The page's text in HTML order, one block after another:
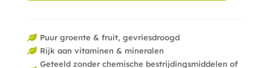
 Puur groente & fruit, gevriesdroogd
 Rijk aan vitaminen & mineralen
Geteeld zonder chemische bestrijdingsmiddelen of